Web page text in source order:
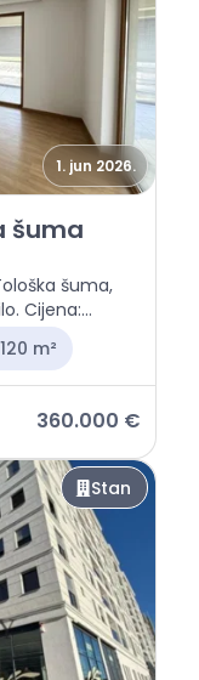
1. jun 2026.
Tološka šuma
šuma
šuma,
Cijena:
120 m²
360.000 €
Stan